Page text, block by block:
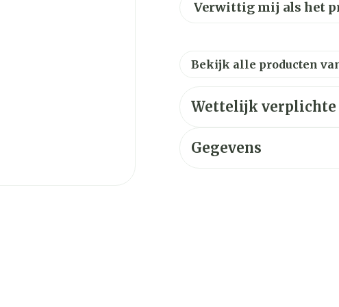
Verwittig mij als het
Bekijk alle producten
Wettelijk
Gegevens